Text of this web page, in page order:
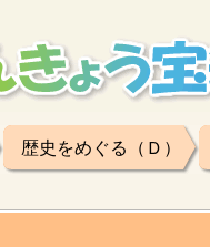
歴史をめぐる（Ｄ）